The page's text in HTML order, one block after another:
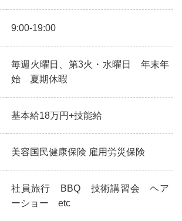
9:00-19:00
毎週火曜日、第3火・水曜日 年末年
始 夏期休暇
基本給18万円+技能給
美容国民健康保険 雇用労災保険
社員旅行 BBQ 技術講習会 ヘア
ーショー etc